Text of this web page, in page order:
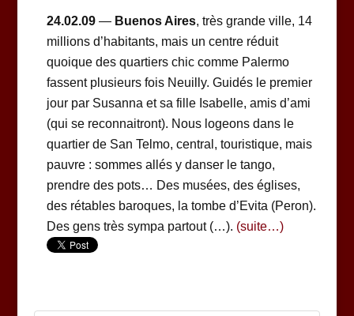
24.02.09— Buenos Aires, très grande ville, 14
millions d’habitants, mais un centre réduit
quoique des quartiers chic comme Palermo
fassent plusieurs fois Neuilly. Guidés le premier
jour par Susanna et sa fille Isabelle, amis d’ami
(qui se reconnaitront). Nous logeons dans le
quartier de San Telmo, central, touristique, mais
pauvre : sommes allés y danser le tango,
prendre des pots… Des musées, des églises,
des rétables baroques, la tombe d’Evita (Peron).
Des gens très sympa partout (…). (suite…)